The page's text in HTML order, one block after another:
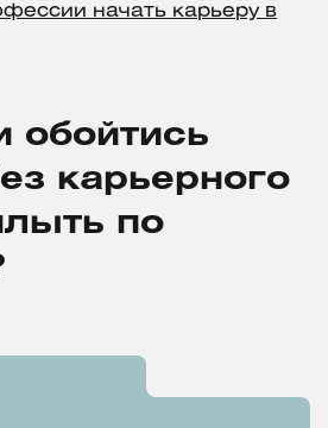
начать карьеру в
обойтись
карьерного
по